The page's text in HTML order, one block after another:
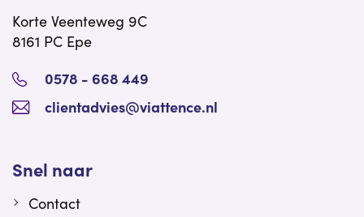
Korte Veenteweg 9C
8161 PC Epe
0578 - 668 449
clientadvies@viattence.nl
Snel naar
Contact